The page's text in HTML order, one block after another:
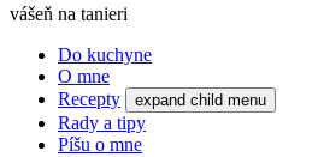
vášeň na tanieri
Do kuchyne
O mne
Recepty
expand child menu
Rady a tipy
Píšu o mne